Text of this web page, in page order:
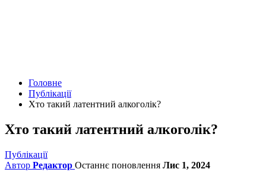
Головне
Публікації
Хто такий латентний алкоголік?
Хто такий латентний алкоголік?
Публікації
Автор Редактор Останнє поновлення Лис 1, 2024